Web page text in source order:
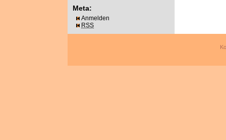
Meta:
Anmelden
RSS